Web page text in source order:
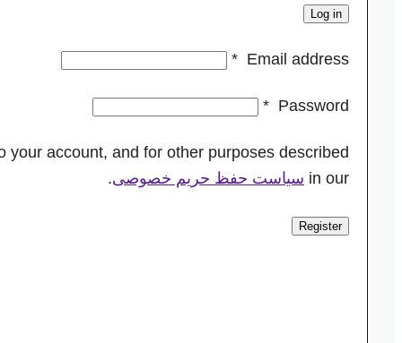
Log in
Email address
*
Password
*
account, and for other purposes described
in our سیاست حفظ حریم خصوصی.
Register